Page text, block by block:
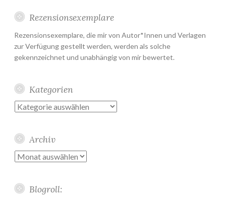
Rezensionsexemplare
Rezensionsexemplare, die mir von Autor*Innen und Verlagen
zur Verfügung gestellt werden, werden als solche
gekennzeichnet und unabhängig von mir bewertet.
Kategorien
Kategorien
Archiv
Archiv
Blogroll: